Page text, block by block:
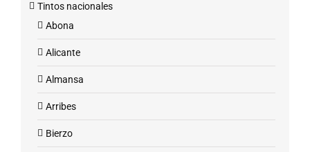
Tintos nacionales
Abona
Alicante
Almansa
Arribes
Bierzo